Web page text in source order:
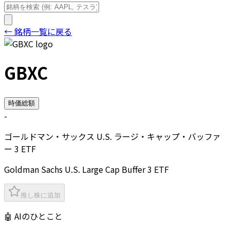
← 銘柄一覧に戻る
GBXC
時価総額
-
ゴールドマン・サックス U.S. ラージ・キャップ・バッファ
ー 3 ETF
Goldman Sachs U.S. Large Cap Buffer 3 ETF
推し株に追加
🤖 AIのひとこと